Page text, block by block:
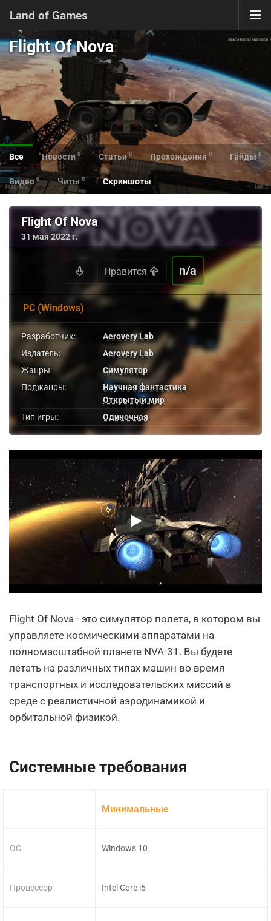
Land of Games
Flight Of Nova
Все Новости 0 Статьи 0 Прохождения 0 Гайды 0
Видео 0 Читы 0 Скриншоты
Flight Of Nova
31 мая 2022 г.
Нравится n/a
PC (Windows)
Разработчик:
Aerovery Lab
Издатель:
Aerovery Lab
Жанры:
Симулятор
Поджанры:
Научная фантастика
Открытый мир
Тип игры:
Одиночная
Flight Of Nova - это симулятор полета, в котором вы
управляете космическими аппаратами на
полномасштабной планете NVA-31. Вы будете
летать на различных типах машин во время
транспортных и исследовательских миссий в
среде с реалистичной аэродинамикой и
орбитальной физикой.
Системные требования
ОС
Процессор
Минимальные
Windows 10
Intel Core i5